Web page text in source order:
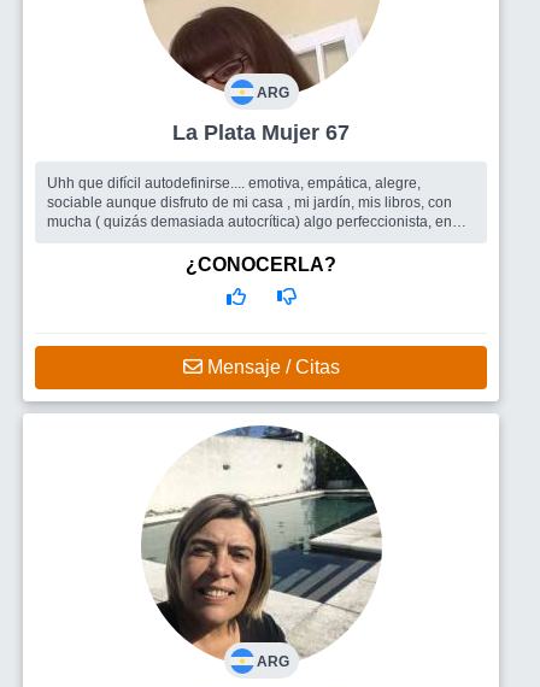
ARG
La Plata Mujer 67
Uhh que difícil autodefinirse.... emotiva, empática, alegre,
sociable aunque disfruto de mi casa , mi jardín, mis libros, con
mucha ( quizás demasiada autocrítica) algo perfeccionista, en
Todo lo que el sitio pueda ofrecer, amigas/os para
compartir encuentros, salidas grupales, y quizás porque no un
¿CONOCERLA?
Mensaje / Citas
ARG